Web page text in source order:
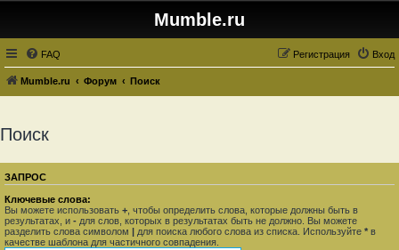
Mumble.ru
FAQ Вход
Регистрация
Mumble.ru Форум Поиск
Поиск
ЗАПРОС
Ключевые слова:
Вы можете использовать + , чтобы определить слова, которые должны быть в
результатах, и - для слов, которых в результатах быть не должно. Вы можете
разделить слова символом | для поиска любого слова из списка. Используйте * в
качестве шаблона для частичного совпадения.